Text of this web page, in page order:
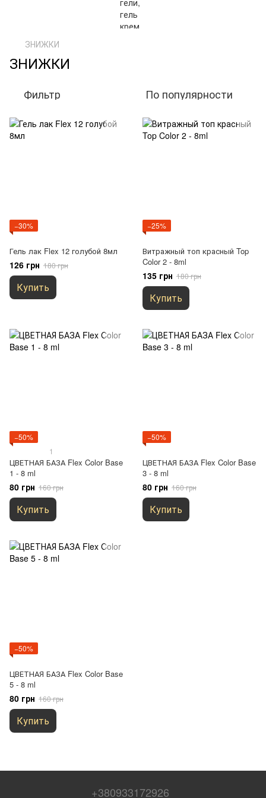
ЗНИЖКИ
ЗНИЖКИ
Фильтр По популярности
−30%
Гель лак Flex 12 голубой 8мл
126 грн 180 грн
Купить
−25%
Витражный топ красный Top
Color 2 - 8ml
135 грн 180 грн
Купить
−50%
1
ЦВЕТНАЯ БАЗА Flex Color Base
1 - 8 ml
80 грн 160 грн
Купить
−50%
ЦВЕТНАЯ БАЗА Flex Color Base
3 - 8 ml
80 грн 160 грн
Купить
−50%
ЦВЕТНАЯ БАЗА Flex Color Base
5 - 8 ml
80 грн 160 грн
Купить
+380933172926